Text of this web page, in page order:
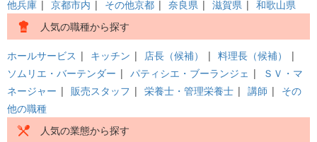
他兵庫 | 京都市内 | その他京都 | 奈良県 | 滋賀県 | 和歌山県
人気の職種から探す
ホールサービス | キッチン | 店長（候補） | 料理長（候補）
|
ソムリエ・バーテンダー | パティシエ・ブーランジェ |
ＳＶ・マ
ネージャー | 販売スタッフ | 栄養士・管理栄養士 | 講師 | その
他の職種
人気の業態から探す